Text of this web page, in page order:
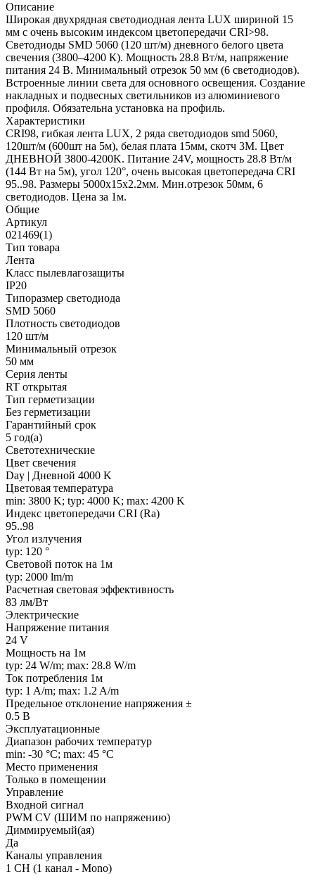
Описание
Широкая двухрядная светодиодная лента LUX шириной 15
мм с очень высоким индексом цветопередачи CRI>98.
Светодиоды SMD 5060 (120 шт/м) дневного белого цвета
свечения (3800–4200 К). Мощность 28.8 Вт/м, напряжение
питания 24 В. Минимальный отрезок 50 мм (6 светодиодов).
Встроенные линии света для основного освещения. Создание
накладных и подвесных светильников из алюминиевого
профиля. Обязательна установка на профиль.
Характеристики
CRI98, гибкая лента LUX, 2 ряда светодиодов smd 5060,
120шт/м (600шт на 5м), белая плата 15мм, скотч 3М. Цвет
ДНЕВНОЙ 3800-4200K. Питание 24V, мощность 28.8 Вт/м
(144 Вт на 5м), угол 120°, очень высокая цветопередача CRI
95..98. Размеры 5000х15х2.2мм. Мин.отрезок 50мм, 6
светодиодов. Цена за 1м.
Общие
Артикул
021469(1)
Тип товара
Лента
Класс пылевлагозащиты
IP20
Типоразмер светодиода
SMD 5060
Плотность светодиодов
120 шт/м
Минимальный отрезок
50 мм
Серия ленты
RT открытая
Тип герметизации
Без герметизации
Гарантийный срок
5 год(а)
Светотехнические
Цвет свечения
Day | Дневной 4000 K
Цветовая температура
min: 3800 K; typ: 4000 K; max: 4200 K
Индекс цветопередачи CRI (Ra)
95..98
Угол излучения
typ: 120 °
Световой поток на 1м
typ: 2000 lm/m
Расчетная световая эффективность
83 лм/Вт
Электрические
Напряжение питания
24 V
Мощность на 1м
typ: 24 W/m; max: 28.8 W/m
Ток потребления 1м
typ: 1 A/m; max: 1.2 A/m
Предельное отклонение напряжения ±
0.5 В
Эксплуатационные
Диапазон рабочих температур
min: -30 °C; max: 45 °C
Место применения
Только в помещении
Управление
Входной сигнал
PWM СV (ШИМ по напряжению)
Диммируемый(ая)
Да
Каналы управления
1 CH (1 канал - Mono)